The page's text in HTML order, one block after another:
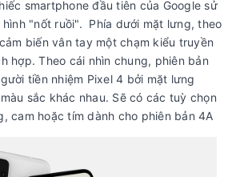
smartphone đầu tiên của Google sử
"nốt ruồi". Phía dưới mặt lưng, theo
biến vân tay một chạm kiểu truyền
hợp. Theo cái nhìn chung, phiên bản
tiền nhiệm Pixel 4 bởi mặt lưng
sắc khác nhau. Sẽ có các tuỳ chọn
cam hoặc tím dành cho phiên bản 4A